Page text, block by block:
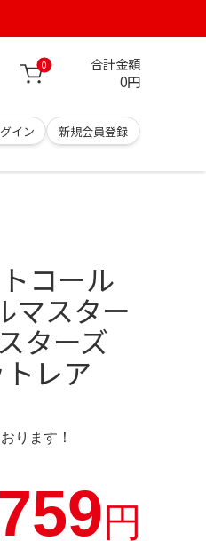
0 合計金額
0円
イン 新規会員登録
コール
マスター
ターズ
レア
ります！
円